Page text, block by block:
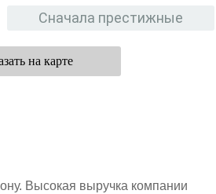
Сначала престижные
на карте
Высокая выручка компании